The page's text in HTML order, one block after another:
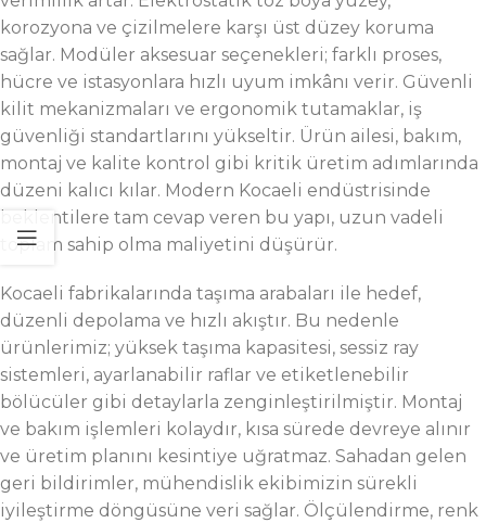
korozyona ve çizilmelere karşı üst düzey koruma
sağlar. Modüler aksesuar seçenekleri; farklı proses,
hücre ve istasyonlara hızlı uyum imkânı verir. Güvenli
kilit mekanizmaları ve ergonomik tutamaklar, iş
güvenliği standartlarını yükseltir. Ürün ailesi, bakım,
montaj ve kalite kontrol gibi kritik üretim adımlarında
düzeni kalıcı kılar. Modern Kocaeli endüstrisinde
beklentilere tam cevap veren bu yapı, uzun vadeli
toplam sahip olma maliyetini düşürür.
Kocaeli fabrikalarında taşıma arabaları ile hedef,
düzenli depolama ve hızlı akıştır. Bu nedenle
ürünlerimiz; yüksek taşıma kapasitesi, sessiz ray
sistemleri, ayarlanabilir raflar ve etiketlenebilir
bölücüler gibi detaylarla zenginleştirilmiştir. Montaj
ve bakım işlemleri kolaydır, kısa sürede devreye alınır
ve üretim planını kesintiye uğratmaz. Sahadan gelen
geri bildirimler, mühendislik ekibimizin sürekli
iyileştirme döngüsüne veri sağlar. Ölçülendirme, renk